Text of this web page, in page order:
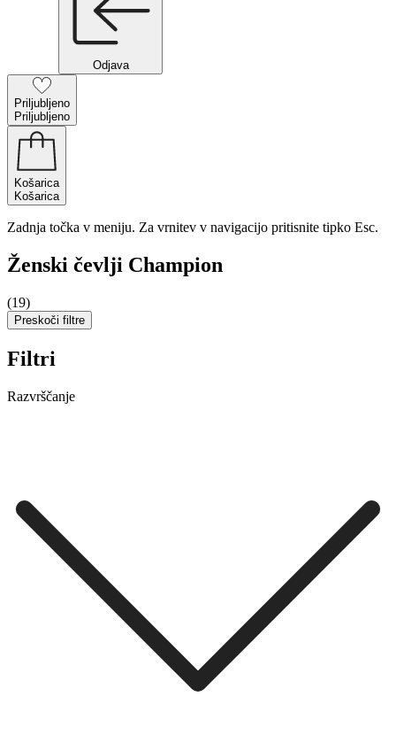
Odjava
Priljubljeno
Priljubljeno
Košarica
Košarica
Zadnja točka v meniju. Za vrnitev v navigacijo pritisnite tipko Esc.
Ženski čevlji Champion
(19)
Preskoči filtre
Filtri
Razvrščanje